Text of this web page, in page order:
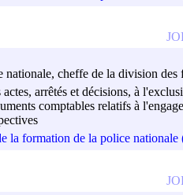
cheffe de la division
arrêtés et décisions, à
comptables relatifs à
la formation de la police